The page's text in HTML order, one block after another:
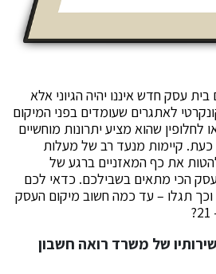
עסק חדש איננו יהיה הגיוני אלא
לאתגרים שעומדים בפני המיקום
שהוא מציע יתרונות מוחשיים
קיימות מנעד רב של מעלות
את כף המאזניים ברגע של
הכי מתאים בשבילכם. כדאי לכם
תגלו – עד כמה חשוב מיקום העסק
של משרד רואה חשבון